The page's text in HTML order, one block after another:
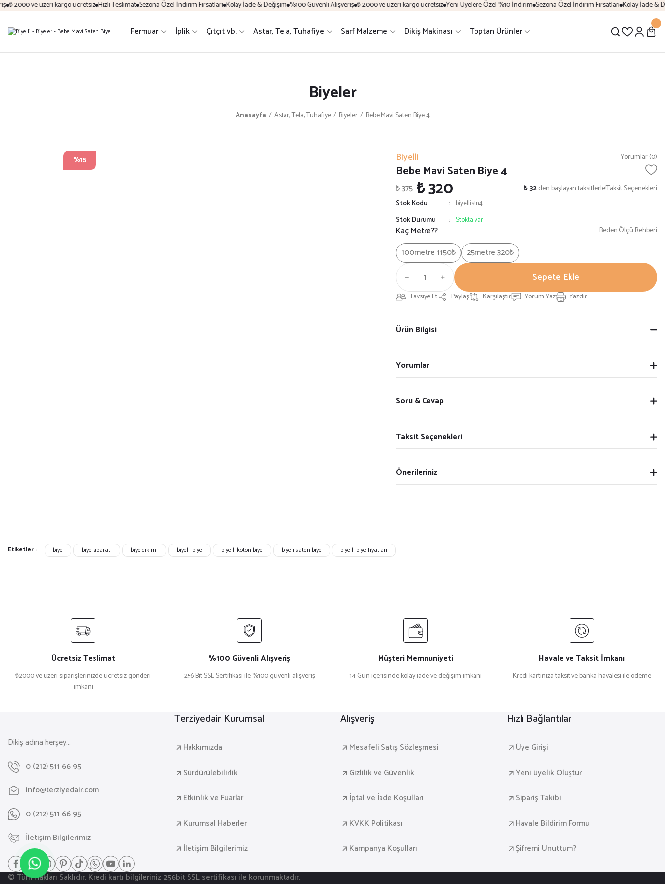
ve üzeri kargo ücretsiz Hızlı Teslimat Sezona Özel İndirim Fırsatları Kolay İade & Değişim %100 Güvenli Alışveriş ₺ 2000 ve üzeri kargo ücretsiz Yeni Üyelere Özel %10 İndirim Sezona Özel İndirim Fırsatları Kolay İade &
Fermuar İplik Çıtçıt vb. Astar, Tela, Tuhafiye Sarf Malzeme Dikiş Makinası Toptan Ürünler
Biyeler
Anasayfa Astar, Tela, Tuhafiye Biyeler Bebe Mavi Saten Biye 4
%15 Biyelli Yorumlar (0)
Bebe Mavi Saten Biye 4
₺ 375 ₺ 320 ₺ 32den başlayan taksitlerle!Taksit Seçenekleri
Stok Kodu
biyellistn4
Stok Durumu
Stokta var
Kaç Metre??
100metre 1150₺
25metre 320₺
Beden Ölçü Rehberi
Sepete Ekle
Tavsiye Et Paylaş Karşılaştır Yorum Yaz Yazdır
Ürün Bilgisi
Yorumlar
Soru & Cevap
Taksit Seçenekleri
Önerileriniz
Etiketler : biye biye aparatı biye dikimi biyelli biye biyelli koton biye biyeli saten biye biyelli biye fiyatları
Ücretsiz Teslimat
₺2000 ve üzeri siparişlerinizde ücretsiz gönderi
imkanı
%100 Güvenli Alışveriş
256 Bit SSL Sertifikası ile %100 güvenli alışveriş
Müşteri Memnuniyeti
14 Gün içerisinde kolay iade ve değişim imkanı
Havale ve Taksit İmkanı
Kredi kartınıza taksit ve banka havalesi ile ödeme
Dikiş adına herşey...
0 (212) 511 66 95
info@terziyedair.com
0 (212) 511 66 95
İletişim Bilgilerimiz
Terziyedair Kurumsal
Hakkımızda
Sürdürülebilirlik
Etkinlik ve Fuarlar
Kurumsal Haberler
İletişim Bilgilerimiz
Alışveriş
Mesafeli Satış Sözleşmesi
Gizlilik ve Güvenlik
İptal ve İade Koşulları
KVKK Politikası
Kampanya Koşulları
Hızlı Bağlantılar
Üye Girişi
Yeni üyelik Oluştur
Sipariş Takibi
Havale Bildirim Formu
Şifremi Unuttum?
© Tüm Hakları Saklıdır. Kredi kartı bilgileriniz 256bit SSL sertifikası ile korunmaktadır.